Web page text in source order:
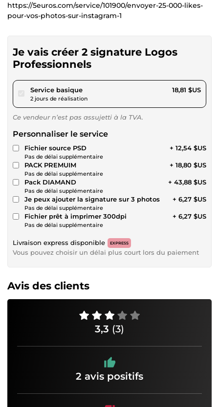
https://5euros.com/service/101900/envoyer-25-000-likes-
pour-vos-photos-sur-instagram-1
Je vais créer 2 signature Logos
Professionnels
Service basiquepour 17,33 $US
2 jours de réalisation
18,81 $US
Ce vendeur n’est pas assujetti à la TVA.
Personnaliser le service
Fichier source PSD
Pas de délai supplémentaire
+ 12,54 $US
PACK PREMUIM
Pas de délai supplémentaire
+ 18,80 $US
Pack DIAMAND
Pas de délai supplémentaire
+ 43,88 $US
Je peux ajouter la signature sur 3 photos
Pas de délai supplémentaire
+ 6,27 $US
Fichier prêt à imprimer 300dpi
Pas de délai supplémentaire
+ 6,27 $US
Livraison express disponible EXPRESS
Vous pouvez choisir un délai plus court lors du paiement
Avis des clients
3,3 (3)
2 avis positifs